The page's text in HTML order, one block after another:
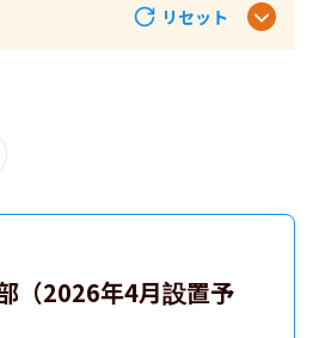
リセット
（2026年4月設置予